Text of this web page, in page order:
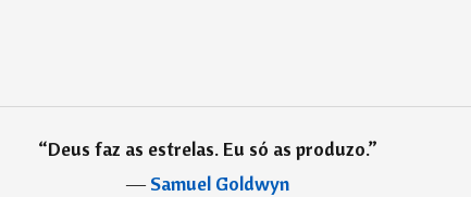
“Deus faz as estrelas. Eu só as produzo.”
―Samuel Goldwyn